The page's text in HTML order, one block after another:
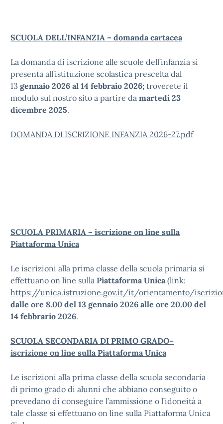
SCUOLA DELL’INFANZIA – domanda cartacea
La domanda di iscrizione alle scuole dell’infanzia si
presenta all’istituzione scolastica prescelta dal
13 gennaio 2026 al 14 febbraio 2026; troverete il
modulo sul nostro sito a partire da martedì 23
dicembre 2025.
DOMANDA DI ISCRIZIONE INFANZIA 2026-27.pdf
SCUOLA PRIMARIA – iscrizione on line sulla
Piattaforma Unica
Le iscrizioni alla prima classe della scuola primaria si
effettuano on line sulla Piattaforma Unica(link:
https://unica.istruzione.gov.it/it/orientamento/
dalle ore 8.00 del 13 gennaio 2026 alle ore 20.00 del
14 febbrario 2026.
SCUOLA SECONDARIA DI PRIMO GRADO–
iscrizione on line sulla Piattaforma Unica
Le iscrizioni alla prima classe della scuola secondaria
di primo grado di alunni che abbiano conseguito o
prevedano di conseguire l’ammissione o l’idoneità a
tale classe si effettuano on line sulla Piattaforma Unica